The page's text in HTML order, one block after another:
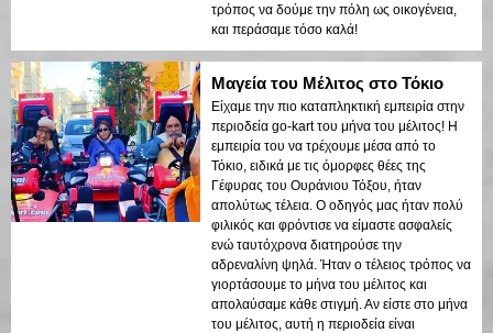
τρόπος να δούμε την πόλη ως οικογένεια,
και περάσαμε τόσο καλά!
Μαγεία του Μέλιτος στο Τόκιο
Είχαμε την πιο καταπληκτική εμπειρία στην
περιοδεία go-kart του μήνα του μέλιτος! Η
εμπειρία του να τρέχουμε μέσα από το
Τόκιο, ειδικά με τις όμορφες θέες της
Γέφυρας του Ουράνιου Τόξου, ήταν
απολύτως τέλεια. Ο οδηγός μας ήταν πολύ
φιλικός και φρόντισε να είμαστε ασφαλείς
ενώ ταυτόχρονα διατηρούσε την
αδρεναλίνη ψηλά. Ήταν ο τέλειος τρόπος να
γιορτάσουμε το μήνα του μέλιτος και
απολαύσαμε κάθε στιγμή. Αν είστε στο μήνα
του μέλιτος, αυτή η περιοδεία είναι